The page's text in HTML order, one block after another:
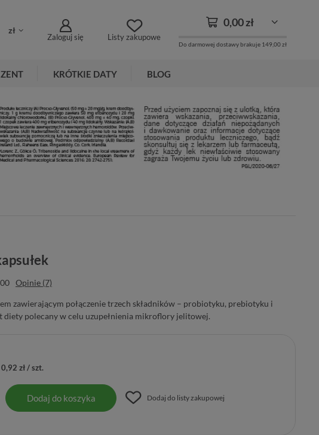
zł
Zaloguj się Listy zakupowe
0,00 zł
Do darmowej dostawy brakuje 149,00 zł
KRÓTKIE DATY BLOG
Opinie (7)
zawierającym połączenie trzech składników – probiotyku, prebiotyku i
diety polecany w celu uzupełnienia mikroflory jelitowej.
0,92 zł / szt.
Dodaj do koszyka Dodaj do listy zakupowej